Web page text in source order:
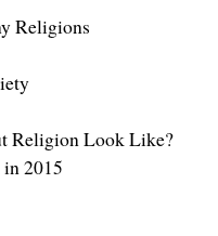
Religions
Religion Look Like?
2015